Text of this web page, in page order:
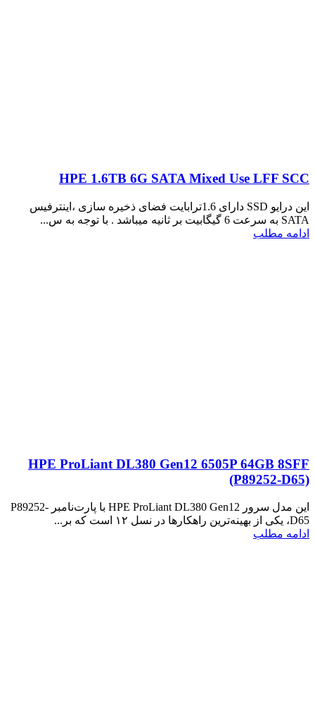
HPE 1.6TB 6G SATA Mixed Use LFF SCC
این درایو SSD دارای 1.6ترابایت فضای ذخیره سازی ،اینترفیس
SATA به سرعت 6 گیگابیت بر ثانیه میباشد . با توجه به س...
ادامه مطلب
HPE ProLiant DL380 Gen12 6505P 64GB 8SFF
(P89252‑D65)
این مدل سرور HPE ProLiant DL380 Gen12 با پارت‌نامبر P89252-
D65، یکی از بهینه‌ترین راهکارها در نسل ۱۲ است که بر...
ادامه مطلب